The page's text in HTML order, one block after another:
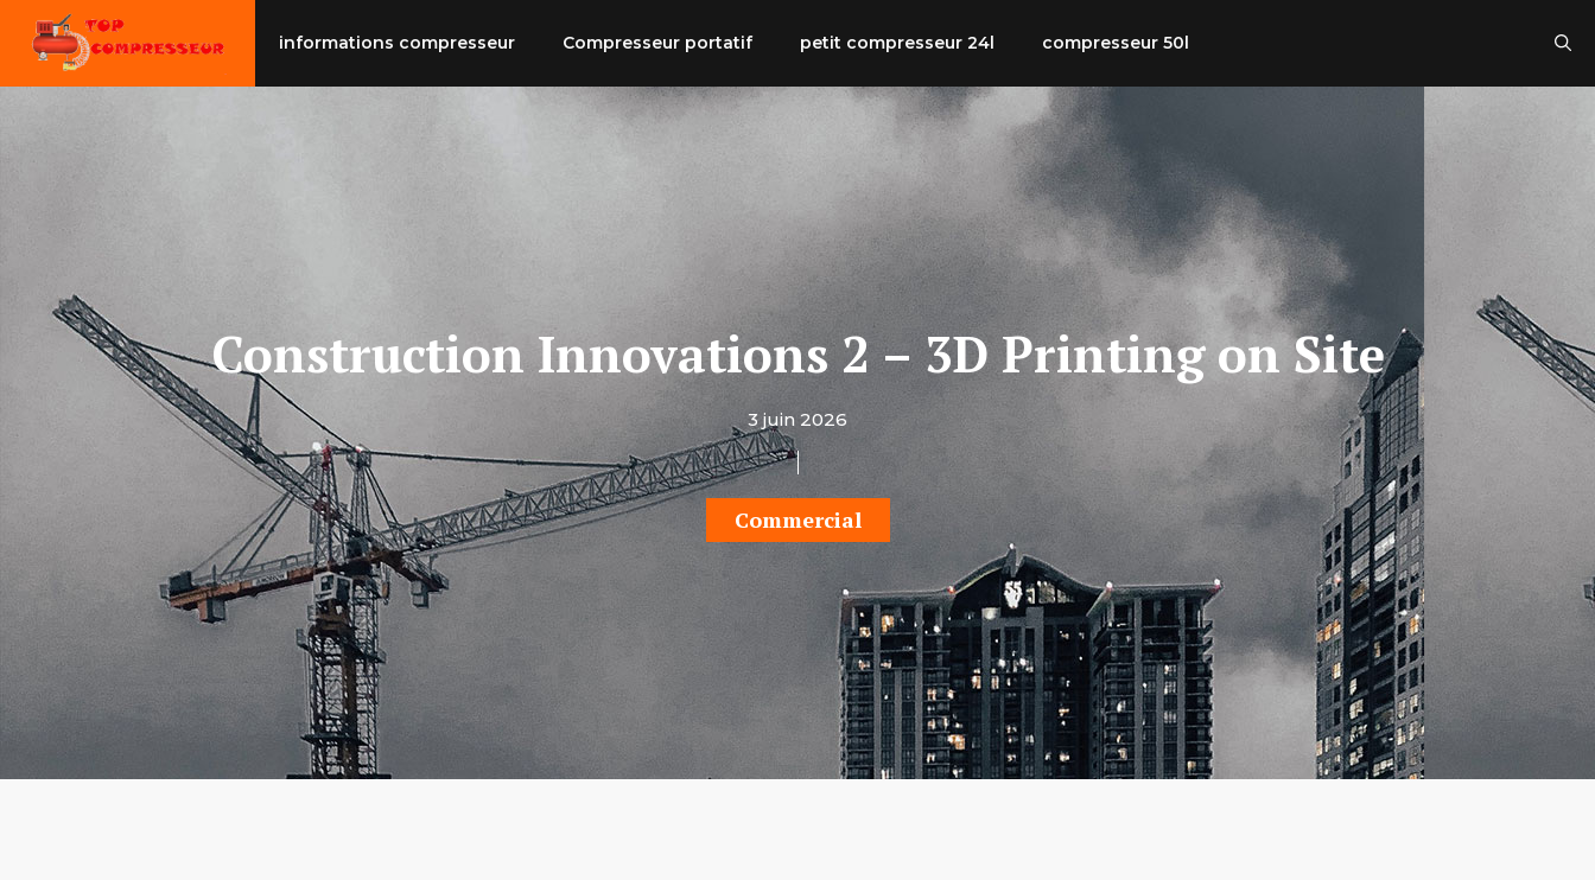
contenu
informations compresseur Compresseur portatif petit compresseur 24l compresseur 50l
Construction Innovations 2 – 3D Printing on Site
3 juin 2026
Commercial